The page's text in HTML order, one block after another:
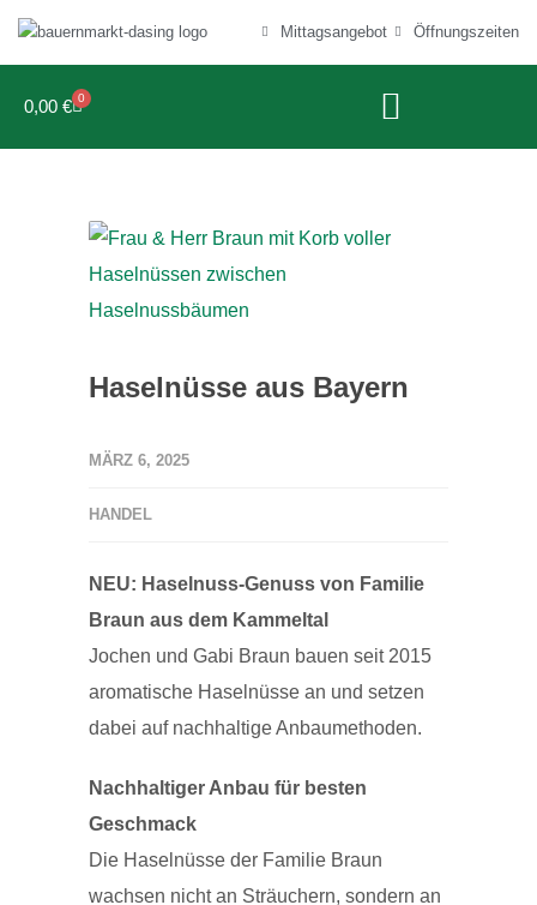
Mittagsangebot Öffnungszeiten
0,00 € 0
Haselnüsse aus Bayern
MÄRZ 6, 2025
HANDEL
NEU: Haselnuss-Genuss von Familie
Braun aus dem Kammeltal
Jochen und Gabi Braun bauen seit 2015
aromatische Haselnüsse an und setzen
dabei auf nachhaltige Anbaumethoden.
Nachhaltiger Anbau für besten
Geschmack
Die Haselnüsse der Familie Braun
wachsen nicht an Sträuchern, sondern an